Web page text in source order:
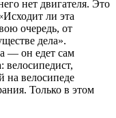
нет двигателя. Это
ли эта
очередь, от
дела».
— он едет сам
велосипедист,
на велосипеде
Только в этом